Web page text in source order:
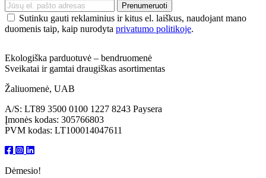
Sutinku gauti reklaminius ir kitus el. laiškus, naudojant mano
duomenis taip, kaip nurodyta privatumo politikoje.
Ekologiška parduotuvė – bendruomenė
Sveikatai ir gamtai draugiškas asortimentas
Žaliuomenė, UAB
A/S: LT89 3500 0100 1227 8243 Paysera
Įmonės kodas: 305766803
PVM kodas: LT100014047611
Dėmesio!